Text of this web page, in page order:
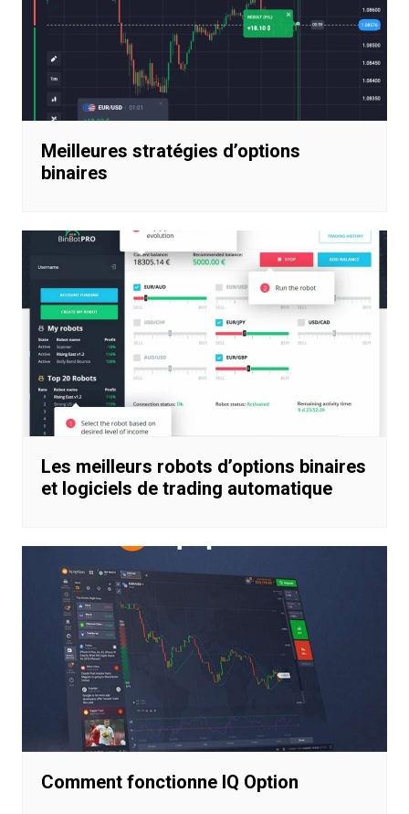
Meilleures stratégies d’options
binaires
Les meilleurs robots d’options binaires
et logiciels de trading automatique
Comment fonctionne IQ Option